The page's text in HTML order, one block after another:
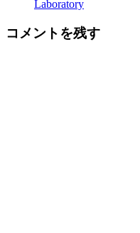
Laboratory
コメントを残す